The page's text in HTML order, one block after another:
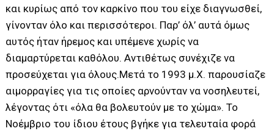
και κυρίως από τον καρκίνο που του είχε διαγνωσθεί,
γίνονταν όλο και περισσότεροι. Παρ’ όλ’ αυτά όμως
αυτός ήταν ήρεμος και υπέμενε χωρίς να
διαμαρτύρεται καθόλου. Αντιθέτως συνέχιζε να
προσεύχεται για όλους.Μετά το 1993 μ.Χ. παρουσίαζε
αιμορραγίες για τις οποίες αρνούνταν να νοσηλευτεί,
λέγοντας ότι «όλα θα βολευτούν με το χώμα». Το
Νοέμβριο του ίδιου έτους βγήκε για τελευταία φορά